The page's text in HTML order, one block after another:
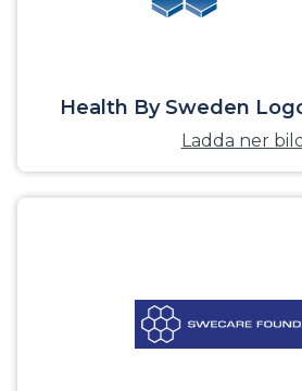
Health By Sweden
Ladda ner bild